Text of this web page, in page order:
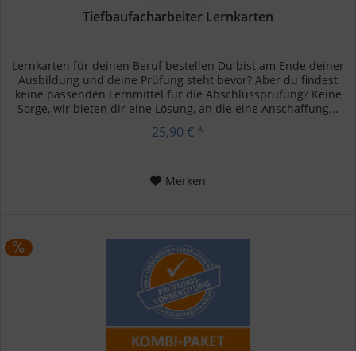
Tiefbaufacharbeiter Lernkarten
Lernkarten für deinen Beruf bestellen Du bist am Ende deiner
Ausbildung und deine Prüfung steht bevor? Aber du findest
keine passenden Lernmittel für die Abschlussprüfung? Keine
Sorge, wir bieten dir eine Lösung, an die eine Anschaffung...
25,90 € *
Merken